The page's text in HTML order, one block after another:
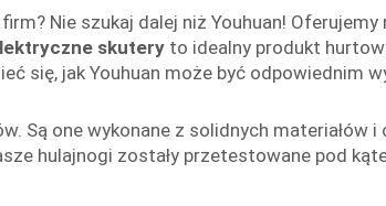
Nie szukaj dalej niż Youhuan!
skutery to idealny produkt
się, jak Youhuan może być odpowiednim
Są one wykonane z solidnych materiałów
hulajnogi zostały przetestowane pod